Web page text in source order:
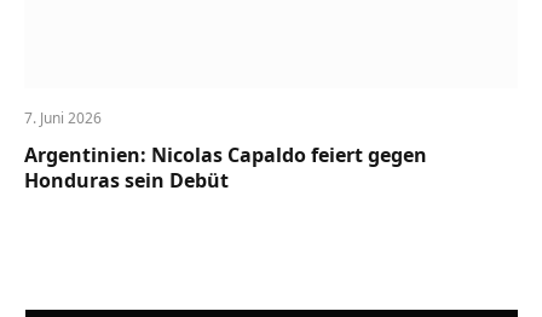
7. Juni 2026
Argentinien: Nicolas Capaldo feiert gegen
Honduras sein Debüt